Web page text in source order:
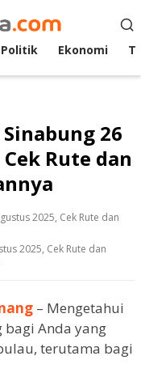
Politik Ekonomi
26
Rute dan
2025, Cek Rute dan
– Mengetahui
bagi Anda yang
terutama bagi